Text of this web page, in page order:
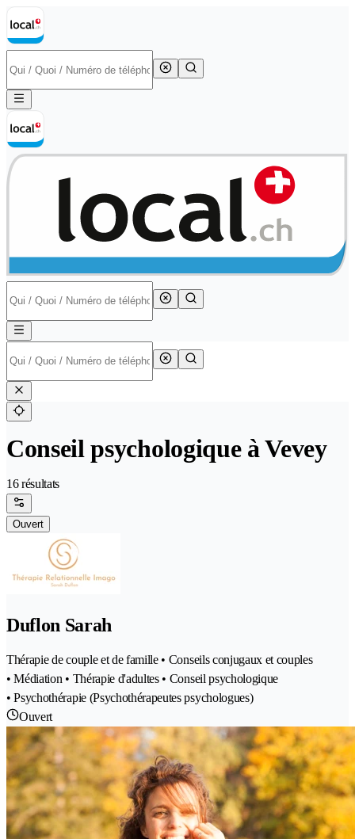
Conseil psychologique à Vevey
16 résultats
Ouvert
Duflon Sarah
Thérapie de couple et de famille • Conseils conjugaux et couples
• Médiation • Thérapie d'adultes • Conseil psychologique
• Psychothérapie (Psychothérapeutes psychologues)
Ouvert